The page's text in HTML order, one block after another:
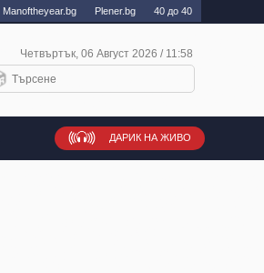
Manоftheyear.bg Plener.bg 40 до 40
ДАРИК НА ЖИВО
Четвъртък, 06 Август 2026 / 11:58